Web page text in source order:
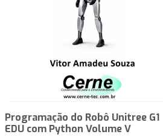
Programação do Robô Unitree G1
EDU com Python Volume V